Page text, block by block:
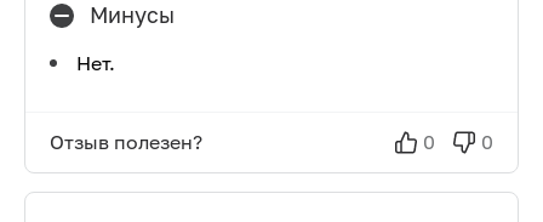
Минусы
Нет.
Отзыв полезен? 0 0